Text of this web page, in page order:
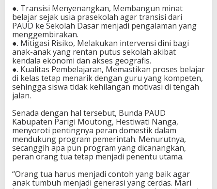
A
n
a
T
i
d
a
k
S
o
l
a
h
●. Transisi Menyenangkan, Membangun minat
belajar sejak usia prasekolah agar transisi dari
PAUD ke Sekolah Dasar menjadi pengalaman yang
menggembirakan.
●. Mitigasi Risiko, Melakukan intervensi dini bagi
anak-anak yang rentan putus sekolah akibat
kendala ekonomi dan akses geografis.
●. Kualitas Pembelajaran, Memastikan proses belajar
di kelas tetap menarik dengan guru yang kompeten,
sehingga siswa tidak kehilangan motivasi di tengah
jalan.
Senada dengan hal tersebut, Bunda PAUD
Kabupaten Parigi Moutong, Hestiwati Nanga,
menyoroti pentingnya peran domestik dalam
mendukung program pemerintah. Menurutnya,
secanggih apa pun program yang dicanangkan,
peran orang tua tetap menjadi penentu utama.
“Orang tua harus menjadi contoh yang baik agar
anak tumbuh menjadi generasi yang cerdas. Mari